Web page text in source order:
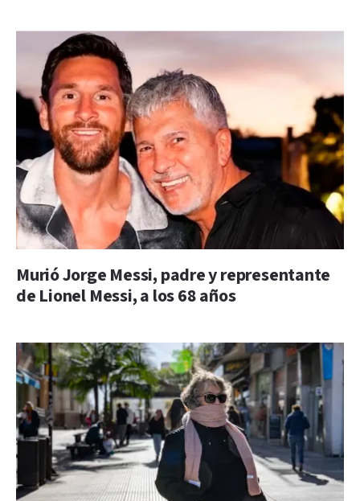
Murió Jorge Messi, padre y representante
de Lionel Messi, a los 68 años